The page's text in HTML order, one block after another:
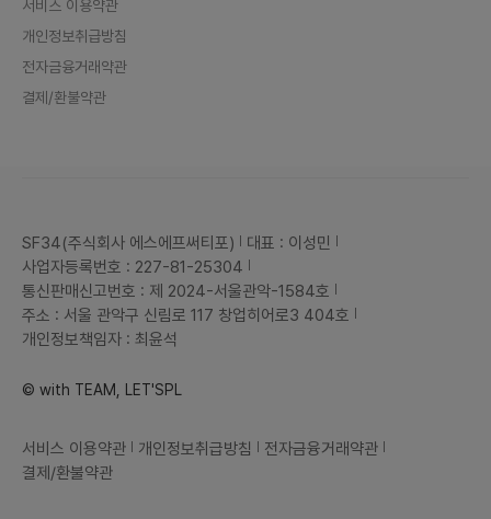
서비스 이용약관
개인정보취급방침
전자금융거래약관
결제/환불약관
SF34(주식회사 에스에프써티포)
대표 : 이성민
사업자등록번호 : 227-81-25304
통신판매신고번호 : 제 2024-서울관악-1584호
주소 : 서울 관악구 신림로 117 창업히어로3 404호
개인정보책임자 : 최윤석
© with TEAM, LET'SPL
서비스 이용약관 개인정보취급방침
전자금융거래약관
결제/환불약관